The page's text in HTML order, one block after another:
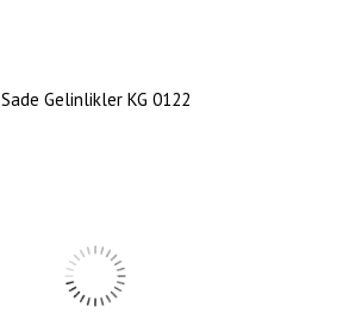
Sade Gelinlikler KG 0122